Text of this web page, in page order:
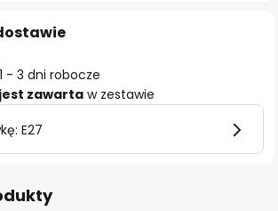
- 3 dni robocze
zawartaw zestawie
E27